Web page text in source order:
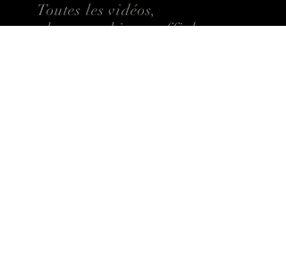
Toutes les vidéos,
photographies et affiches